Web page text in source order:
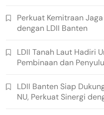
Perkuat Kemitraan
dengan LDII Banten
LDII Tanah Laut Hadiri
Pembinaan dan
LDII Banten Siap
NU, Perkuat Sinergi